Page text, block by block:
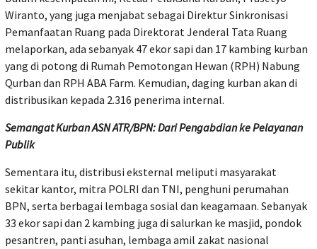
Wiranto, yang juga menjabat sebagai Direktur Sinkronisasi
Pemanfaatan Ruang pada Direktorat Jenderal Tata Ruang
melaporkan, ada sebanyak 47 ekor sapi dan 17 kambing kurban
yang di potong di Rumah Pemotongan Hewan (RPH) Nabung
Qurban dan RPH ABA Farm. Kemudian, daging kurban akan di
distribusikan kepada 2.316 penerima internal.
Semangat Kurban ASN ATR/BPN: Dari Pengabdian ke Pelayanan
Publik
Sementara itu, distribusi eksternal meliputi masyarakat
sekitar kantor, mitra POLRI dan TNI, penghuni perumahan
BPN, serta berbagai lembaga sosial dan keagamaan. Sebanyak
33 ekor sapi dan 2 kambing juga di salurkan ke masjid, pondok
pesantren, panti asuhan, lembaga amil zakat nasional